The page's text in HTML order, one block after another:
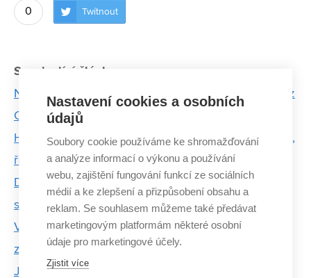
0 Twítnout
Související články:
Nedostatek žen v technických oborech řeší studie z
Centra SIX
Hledáme cestu, jak městům ušetřit energii a peníze,
říká zakladatel IQRF Alliance
Dvoudenní konference Techfest přilákala stovky
studentů
Ve zkratovně testují zahraniční firmy svá elektrická
zařízení před uvedením na trh
Jaderní energetici řeší, co dál. Nové elektrárny se
Nastavení cookies a osobních
údajů
Soubory cookie používáme ke shromažďování
a analýze informací o výkonu a používání
webu, zajištění fungování funkcí ze sociálních
médií a ke zlepšení a přizpůsobení obsahu a
reklam. Se souhlasem můžeme také předávat
marketingovým platformám některé osobní
údaje pro marketingové účely.
Zjistit více